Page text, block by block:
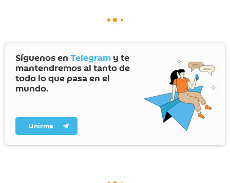
Síguenos en Telegram y te
mantendremos al tanto de
todo lo que pasa en el
mundo.
Unirme